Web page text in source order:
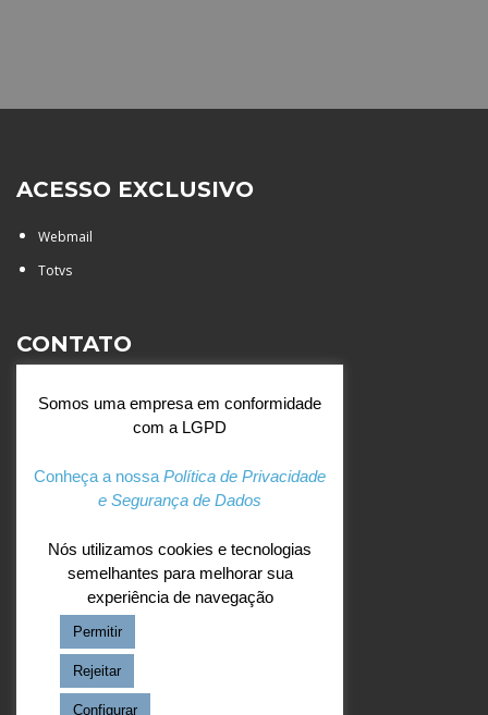
ACESSO EXCLUSIVO
Webmail
Totvs
CONTATO
Santa Catarina - São José do
Rio Preto (SP)
+55 (17) 3354 7000
agostiniano@csj.g12.br
REDES SOCIAIS
Facebook
Instagram
Somos uma empresa em conformidade
com a LGPD
Conheça a nossa Política de Privacidade
e Segurança de Dados
Nós utilizamos cookies e tecnologias
semelhantes para melhorar sua
experiência de navegação
Permitir
Rejeitar
Configurar